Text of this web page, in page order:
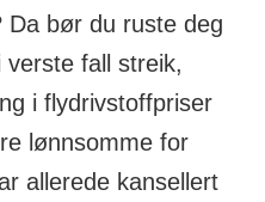
Da bør du ruste deg
fall streik,
i flydrivstoffpriser
lønnsomme for
allerede kansellert